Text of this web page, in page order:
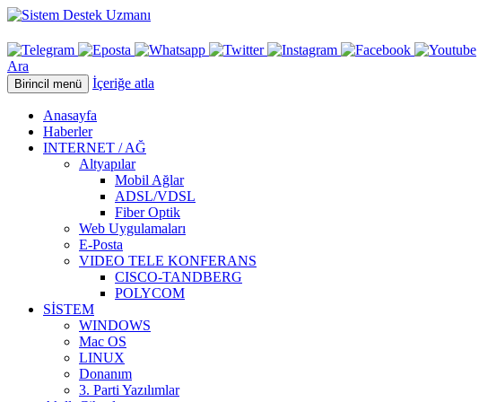
Ara
Birincil menü İçeriğe atla
Anasayfa
Haberler
INTERNET / AĞ
Altyapılar
Mobil Ağlar
ADSL/VDSL
Fiber Optik
Web Uygulamaları
E-Posta
VIDEO TELE KONFERANS
CISCO-TANDBERG
POLYCOM
SİSTEM
WINDOWS
Mac OS
LINUX
Donanım
3. Parti Yazılımlar